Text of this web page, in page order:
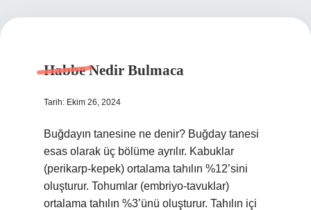
Habbe Nedir Bulmaca
Tarih: Ekim 26, 2024
Buğdayın tanesine ne denir? Buğday tanesi
esas olarak üç bölüme ayrılır. Kabuklar
(perikarp-kepek) ortalama tahılın %12’sini
oluşturur. Tohumlar (embriyo-tavuklar)
ortalama tahılın %3’ünü oluşturur. Tahılın içi